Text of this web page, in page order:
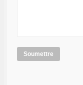
Soumettre